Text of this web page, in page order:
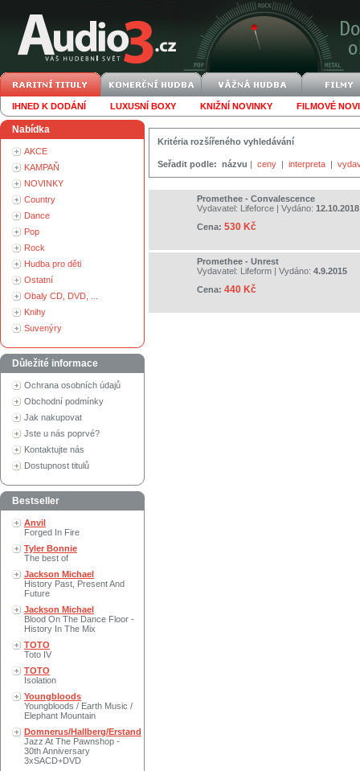
IHNED K DODÁNÍ LUXUSNÍ BOXY KNIŽNÍ NOVINKY FILMOVÉ
Nabídka
AKCE
KAMPAŇ
NOVINKY
Country
Dance
Pop
Rock
Hudba pro děti
Ostatní
Obaly CD, DVD, ...
Knihy
Suvenýry
Důležité informace
Ochrana osobních údajů
Obchodní podmínky
Jak nakupovat
Jste u nás poprvé?
Kontaktujte nás
Dostupnost titulů
Bestseller
Anvil
Forged In Fire
Tyler Bonnie
The best of
Jackson Michael
History Past, Present And
Future
Jackson Michael
Blood On The Dance Floor -
History In The Mix
TOTO
Toto IV
TOTO
Isolation
Youngbloods
Youngbloods / Earth Music /
Elephant Mountain
Domnerus/Hallberg/Erstand
Jazz At The Pawnshop -
30th Anniversary
3xSACD+DVD
Kritéria rozšířeného vyhledávání
Seřadit podle: názvu | ceny | interpreta |
Promethee - Convalescence
Vydavatel: Lifeforce | Vydáno: 12.10.2018
Cena: 530 Kč
Promethee - Unrest
Vydavatel: Lifeform | Vydáno: 4.9.2015
Cena: 440 Kč